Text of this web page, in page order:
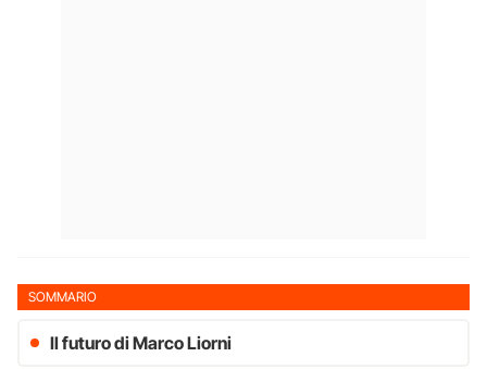
SOMMARIO
Il futuro di Marco Liorni